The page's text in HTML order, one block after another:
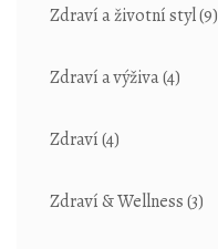
Zdraví a životní styl(9)
Zdraví a výživa(4)
Zdraví(4)
Zdraví & Wellness(3)